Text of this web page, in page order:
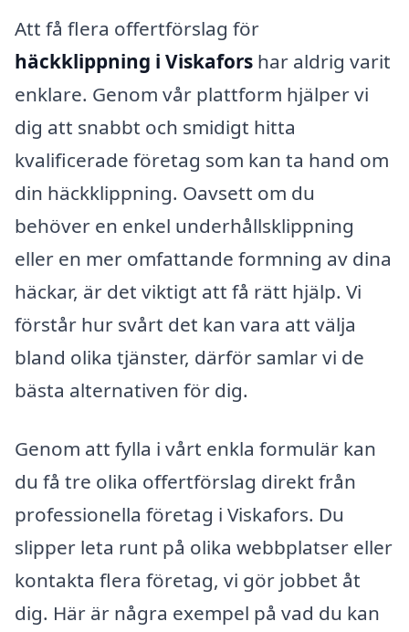
Att få flera offertförslag för
häckklippning i Viskafors har aldrig varit
enklare. Genom vår plattform hjälper vi
dig att snabbt och smidigt hitta
kvalificerade företag som kan ta hand om
din häckklippning. Oavsett om du
behöver en enkel underhållsklippning
eller en mer omfattande formning av dina
häckar, är det viktigt att få rätt hjälp. Vi
förstår hur svårt det kan vara att välja
bland olika tjänster, därför samlar vi de
bästa alternativen för dig.
Genom att fylla i vårt enkla formulär kan
du få tre olika offertförslag direkt från
professionella företag i Viskafors. Du
slipper leta runt på olika webbplatser eller
kontakta flera företag, vi gör jobbet åt
dig. Här är några exempel på vad du kan